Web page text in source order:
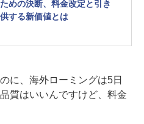
めの決断、料金改定と引き
する新価値とは
に、海外ローミングは5日
質はいいんですけど、料金